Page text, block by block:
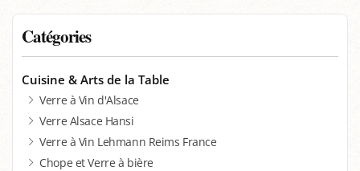
Catégories
Cuisine & Arts de la Table
Verre à Vin d'Alsace
Verre Alsace Hansi
Verre à Vin Lehmann Reims France
Chope et Verre à bière